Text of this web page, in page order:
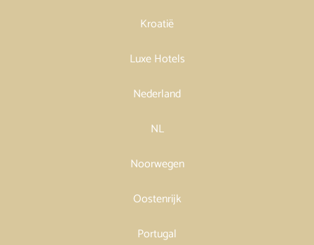
Kroatië
Luxe Hotels
Nederland
NL
Noorwegen
Oostenrijk
Portugal